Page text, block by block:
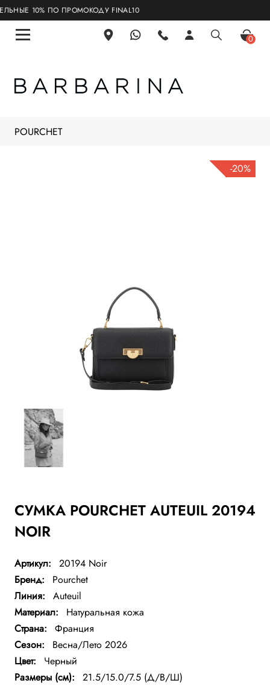
10% ПО ПРОМОКОДУ FINAL10
0
POURCHET
-20%
СУМКА POURCHET AUTEUIL 20194
NOIR
Артикул:
20194 Noir
Бренд:
Pourchet
Линия:
Auteuil
Материал:
Натуральная кожа
Страна:
Франция
Сезон:
Весна/Лето 2026
Цвет:
Черный
Размеры (см):
21.5/15.0/7.5 (Д/В/Ш)